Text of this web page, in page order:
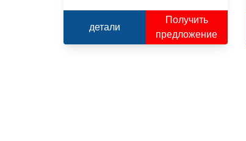
детали
Получить
предложение